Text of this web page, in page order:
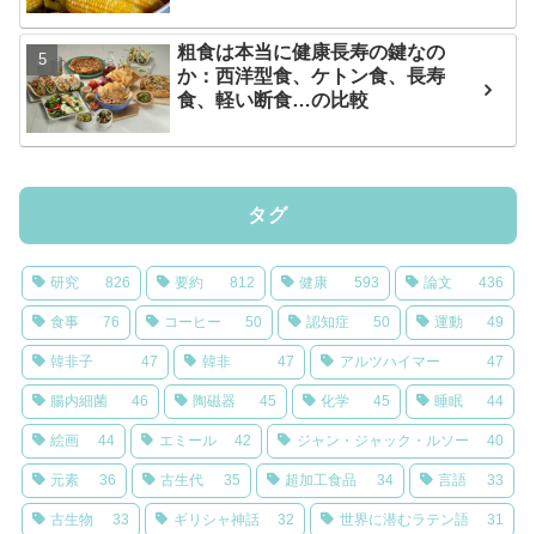
粗食は本当に健康長寿の鍵なの
か：西洋型食、ケトン食、長寿
食、軽い断食…の比較
タグ
研究 826 要約 812 健康 593 論文 436
食事 76 コーヒー 50 認知症 50 運動 49
韓非子 47 韓非 47 アルツハイマー 47
腸内細菌 46 陶磁器 45 化学 45 睡眠 44
絵画 44 エミール 42 ジャン・ジャック・ルソー 40
元素 36 古生代 35 超加工食品 34 言語 33
古生物 33 ギリシャ神話 32 世界に潜むラテン語 31